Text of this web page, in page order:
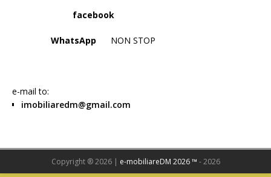
facebook
WhatsApp NON STOP
e-mail to:
imobiliaredm@gmail.com
Copyright ® 2026 | e-mobiliareDM 2026 ™ - 2026